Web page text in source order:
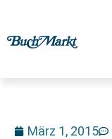
März 1, 2015